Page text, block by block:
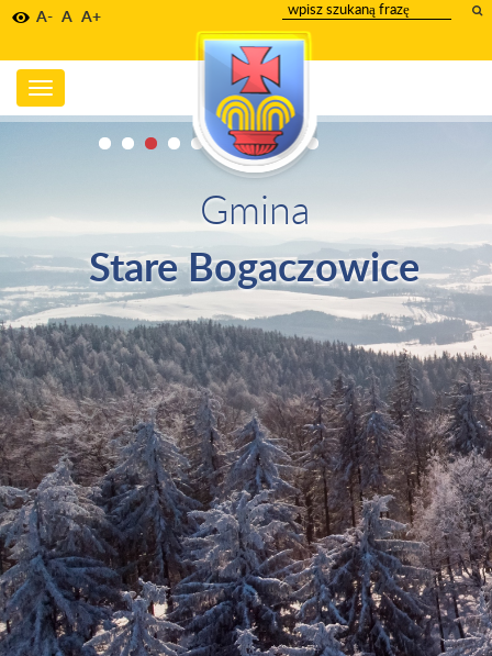
A- A A+
wpisz
szukany
tekst
Toggle
navigation
Gmina
Stare Bogaczowice